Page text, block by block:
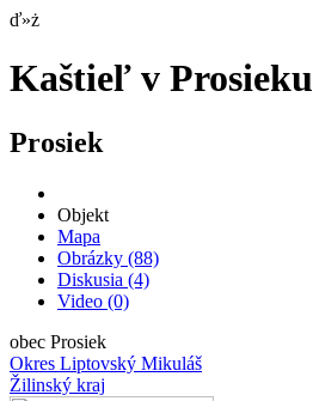
ď»ż
Kaštieľ v Prosieku
Prosiek
Objekt
Mapa
Obrázky (88)
Diskusia (4)
Video (0)
obec Prosiek
Okres Liptovský Mikuláš
Žilinský kraj